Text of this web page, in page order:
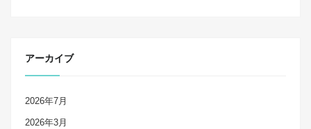
アーカイブ
2026年7月
2026年3月